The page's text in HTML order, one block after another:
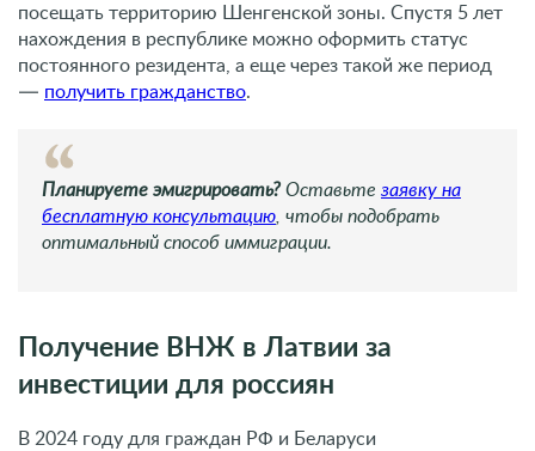
посещать территорию Шенгенской зоны. Спустя 5 лет
нахождения в республике можно оформить статус
постоянного резидента, а еще через такой же период
— получить гражданство.
Планируете эмигрировать? Оставьте заявку на
бесплатную консультацию, чтобы подобрать
оптимальный способ иммиграции.
Получение ВНЖ в Латвии за
инвестиции для россиян
В 2024 году для граждан РФ и Беларуси